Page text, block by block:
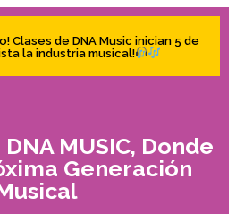
Clases de DNA Music inician 5 de
la industria musical!
MUSIC, Donde
Generación